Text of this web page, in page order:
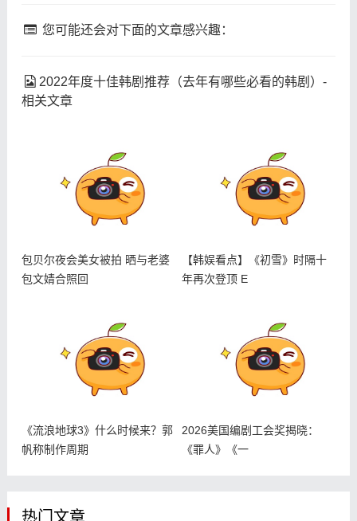
您可能还会对下面的文章感兴趣：
2022年度十佳韩剧推荐（去年有哪些必看的韩剧）-
相关文章
包贝尔夜会美女被拍 晒与老婆
包文婧合照回
【韩娱看点】《初雪》时隔十
年再次登顶 E
《流浪地球3》什么时候来？郭
帆称制作周期
2026美国编剧工会奖揭晓：
《罪人》《一
热门文章